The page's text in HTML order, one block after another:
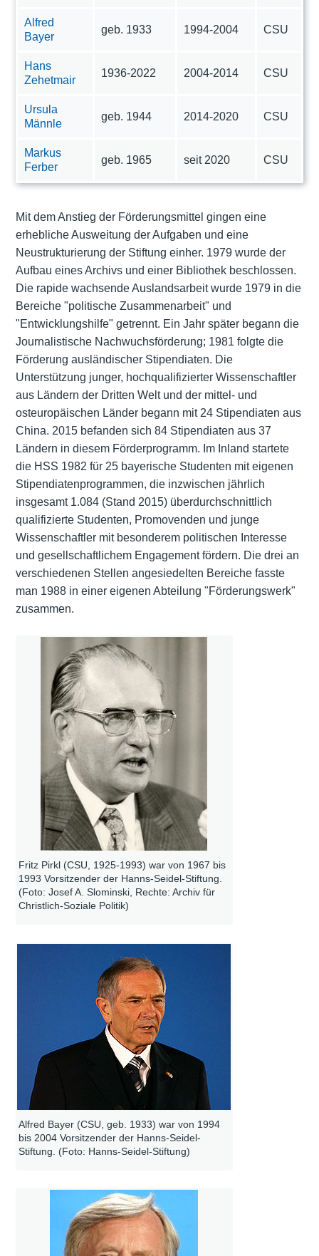
Alfred
Bayer
geb. 1933 1994-2004 CSU
Hans
Zehetmair
1936-2022 2004-2014 CSU
Ursula
Männle
geb. 1944 2014-2020 CSU
Markus
Ferber
geb. 1965 seit 2020 CSU
Mit dem Anstieg der Förderungsmittel gingen eine
erhebliche Ausweitung der Aufgaben und eine
Neustrukturierung der Stiftung einher. 1979 wurde der
Aufbau eines Archivs und einer Bibliothek beschlossen.
Die rapide wachsende Auslandsarbeit wurde 1979 in die
Bereiche "politische Zusammenarbeit" und
"Entwicklungshilfe" getrennt. Ein Jahr später begann die
Journalistische Nachwuchsförderung; 1981 folgte die
Förderung ausländischer Stipendiaten. Die
Unterstützung junger, hochqualifizierter Wissenschaftler
aus Ländern der Dritten Welt und der mittel- und
osteuropäischen Länder begann mit 24 Stipendiaten aus
China. 2015 befanden sich 84 Stipendiaten aus 37
Ländern in diesem Förderprogramm. Im Inland startete
die HSS 1982 für 25 bayerische Studenten mit eigenen
Stipendiatenprogrammen, die inzwischen jährlich
insgesamt 1.084 (Stand 2015) überdurchschnittlich
qualifizierte Studenten, Promovenden und junge
Wissenschaftler mit besonderem politischen Interesse
und gesellschaftlichem Engagement fördern. Die drei an
verschiedenen Stellen angesiedelten Bereiche fasste
man 1988 in einer eigenen Abteilung "Förderungswerk"
zusammen.
Fritz Pirkl (CSU, 1925-1993) war von 1967 bis
1993 Vorsitzender der Hanns-Seidel-Stiftung.
(Foto: Josef A. Slominski, Rechte: Archiv für
Christlich-Soziale Politik)
Alfred Bayer (CSU, geb. 1933) war von 1994
bis 2004 Vorsitzender der Hanns-Seidel-
Stiftung. (Foto: Hanns-Seidel-Stiftung)